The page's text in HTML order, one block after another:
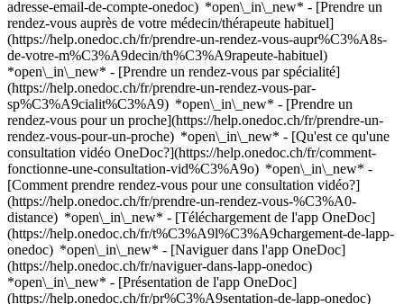
adresse-email-de-compte-onedoc) *open\_in\_new* - [Prendre un
rendez-vous auprès de votre médecin/thérapeute habituel]
(https://help.onedoc.ch/fr/prendre-un-rendez-vous-aupr%C3%A8s-
de-votre-m%C3%A9decin/th%C3%A9rapeute-habituel)
*open\_in\_new* - [Prendre un rendez-vous par spécialité]
(https://help.onedoc.ch/fr/prendre-un-rendez-vous-par-
sp%C3%A9cialit%C3%A9) *open\_in\_new* - [Prendre un
rendez-vous pour un proche](https://help.onedoc.ch/fr/prendre-un-
rendez-vous-pour-un-proche) *open\_in\_new* - [Qu'est ce qu'une
consultation vidéo OneDoc?](https://help.onedoc.ch/fr/comment-
fonctionne-une-consultation-vid%C3%A9o) *open\_in\_new* -
[Comment prendre rendez-vous pour une consultation vidéo?]
(https://help.onedoc.ch/fr/prendre-un-rendez-vous-%C3%A0-
distance) *open\_in\_new* - [Téléchargement de l'app OneDoc]
(https://help.onedoc.ch/fr/t%C3%A9l%C3%A9chargement-de-lapp-
onedoc) *open\_in\_new* - [Naviguer dans l'app OneDoc]
(https://help.onedoc.ch/fr/naviguer-dans-lapp-onedoc)
*open\_in\_new* - [Présentation de l'app OneDoc]
(https://help.onedoc.ch/fr/pr%C3%A9sentation-de-lapp-onedoc)